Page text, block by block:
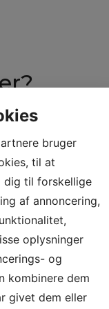
at vi hurtigst
regelmæssigt
af en
der sikrer
på
på intet
til?
bruger
til at
dig til forskellige
af annoncering,
oplysninger
og
kombinere dem
givet dem eller